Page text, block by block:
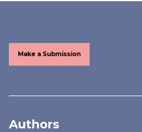
Make a Submission
Authors